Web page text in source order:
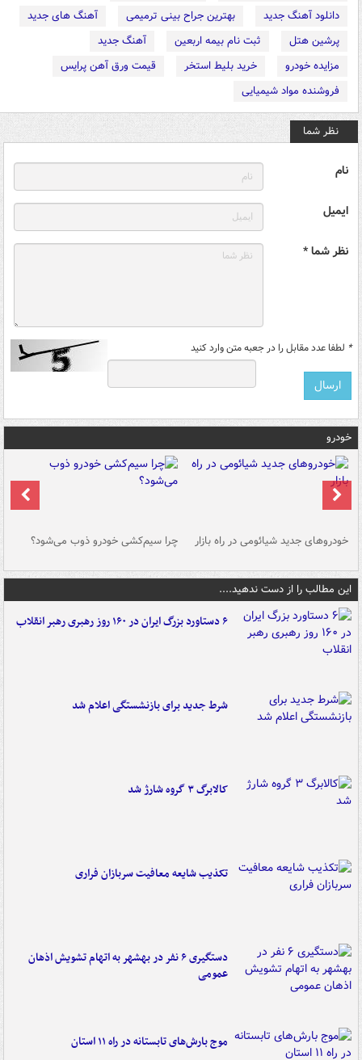
دانلود آهنگ جدید
بهترین جراح بینی ترمیمی
آهنگ های جدید
پرشین هتل
ثبت نام بیمه اربعین
آهنگ جدید
مزایده خودرو
خرید بلیط استخر
قیمت ورق آهن پرایس
فروشنده مواد شیمیایی
نظر شما
نام
ایمیل
نظر شما *
* لطفا عدد مقابل را در جعبه متن وارد کنید
خودرو
خودروهای جدید شیائومی در راه بازار چرا سیم‌کشی خودرو ذوب می‌شود؟
این مطالب را از دست ندهید....
۶ دستاورد بزرگ ایران در ۱۶۰ روز رهبری رهبر انقلاب
شرط جدید برای بازنشستگی اعلام شد
کالابرگ ۳ گروه شارژ شد
تکذیب شایعه معافیت سربازان فراری
دستگیری ۶ نفر در بهشهر به اتهام تشویش اذهان
عمومی
موج بارش‌های تابستانه در راه ۱۱ استان